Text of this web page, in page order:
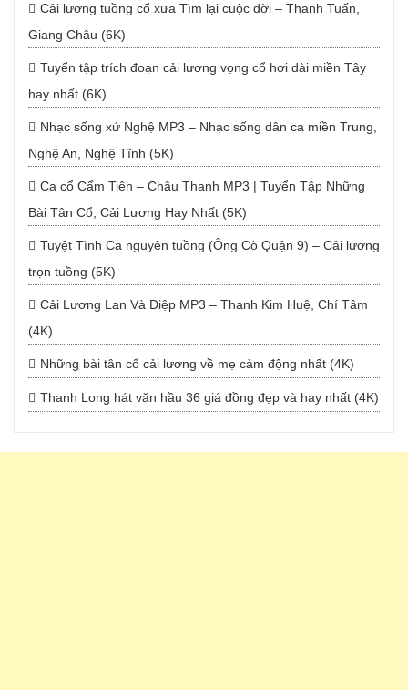
Cải lương tuồng cổ xưa Tìm lại cuộc đời – Thanh Tuấn,
Giang Châu (6K)
Tuyển tập trích đoạn cải lương vọng cổ hơi dài miền Tây
hay nhất (6K)
Nhạc sống xứ Nghệ MP3 – Nhạc sống dân ca miền Trung,
Nghệ An, Nghệ Tĩnh (5K)
Ca cổ Cẩm Tiên – Châu Thanh MP3 | Tuyển Tập Những
Bài Tân Cổ, Cải Lương Hay Nhất (5K)
Tuyệt Tình Ca nguyên tuồng (Ông Cò Quận 9) – Cải lương
trọn tuồng (5K)
Cải Lương Lan Và Điệp MP3 – Thanh Kim Huệ, Chí Tâm
(4K)
Những bài tân cổ cải lương về mẹ cảm động nhất (4K)
Thanh Long hát văn hầu 36 giá đồng đẹp và hay nhất (4K)